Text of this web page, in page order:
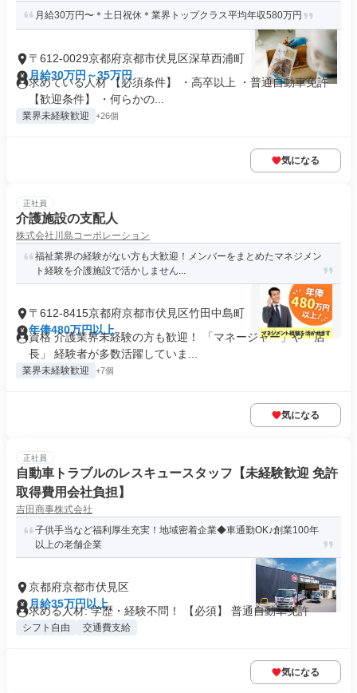
月給30万円〜＊土日祝休＊業界トップクラス平均年収580万円
〒612-0029京都府京都市伏見区深草西浦町
月給30万円～35万円
求めている人材 【必須条件】 ・高卒以上 ・普通自動車免許
【歓迎条件】 ・何らかの...
業界未経験歓迎 +26個
気になる
正社員
介護施設の支配人
株式会社川島コーポレーション
福祉業界の経験がない方も大歓迎！メンバーをまとめたマネジメン
ト経験を介護施設で活かしません...
〒612-8415京都府京都市伏見区竹田中島町
年俸480万円以上
資格 介護業界未経験の方も歓迎！ 「マネージャー」や「店
長」 経験者が多数活躍していま...
業界未経験歓迎 +7個
気になる
正社員
自動車トラブルのレスキュースタッフ【未経験歓迎 免許
取得費用会社負担】
吉田商事株式会社
子供手当など福利厚生充実！地域密着企業◆車通勤OK♪創業100年
以上の老舗企業
京都府京都市伏見区
月給35万円以上
求める人材: 学歴・経験不問！ 【必須】 普通自動車免許
シフト自由 交通費支給
気になる